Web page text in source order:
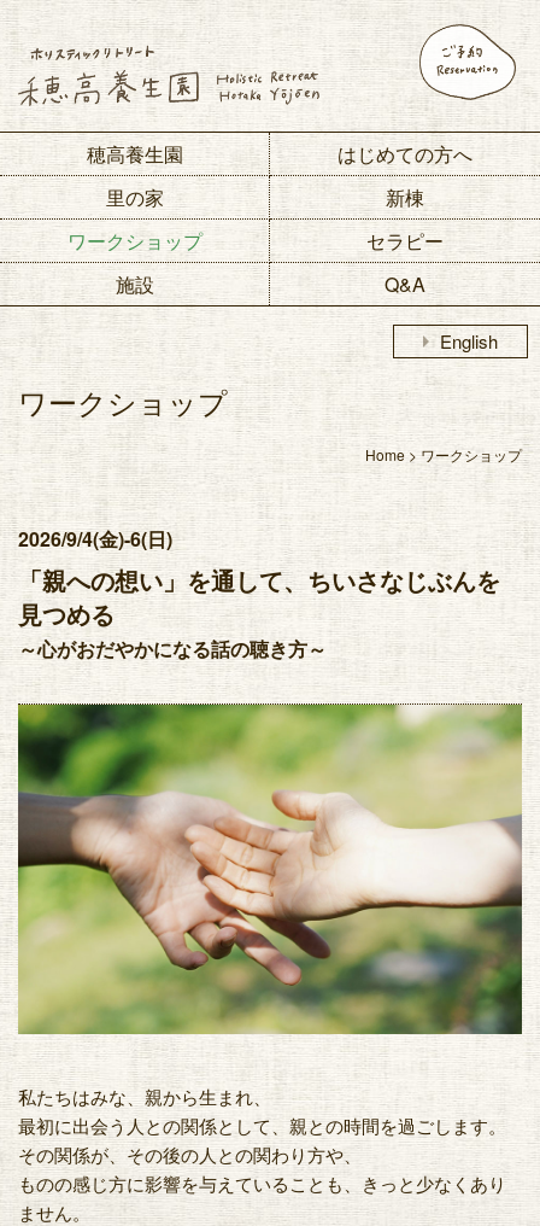
穂高養生園
はじめての方へ
里の家
新棟
ワークショップ
セラピー
施設
Q&A
arrow_right English
ワークショップ
Home >ワークショップ
2026/9/4(金)-6(日)
「親への想い」を通して、ちいさなじぶんを
見つめる
～心がおだやかになる話の聴き方～
私たちはみな、親から生まれ、
最初に出会う人との関係として、親との時間を過ごします。
その関係が、その後の人との関わり方や、
ものの感じ方に影響を与えていることも、きっと少なくあり
ません。